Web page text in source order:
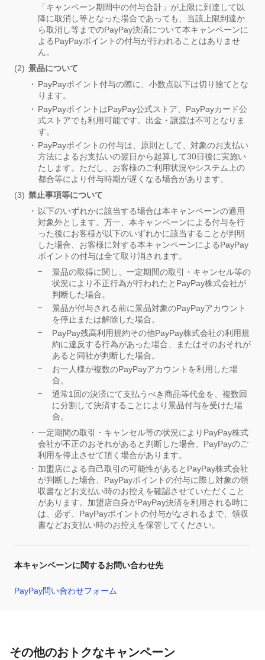
「キャンペーン期間中の付与合計」が上限に到達して以
降に取消し等となった場合であっても、当該上限到達か
ら取消し等までのPayPay決済について本キャンペーンに
よるPayPayポイントの付与が行われることはありませ
ん。
景品について
PayPayポイント付与の際に、小数点以下は切り捨てとな
ります。
PayPayポイントはPayPay公式ストア、PayPayカード公
式ストアでも利用可能です。出金・譲渡は不可となりま
す。
PayPayポイントの付与は、原則として、対象のお支払い
方法によるお支払いの翌日から起算して30日後に実施い
たします。ただし、お客様のご利用状況やシステム上の
都合等により付与時期が遅くなる場合があります。
禁止事項等について
以下のいずれかに該当する場合は本キャンペーンの適用
対象外とします。万一、本キャンペーンによる付与を行
った後にお客様が以下のいずれかに該当することが判明
した場合、お客様に対する本キャンペーンによるPayPay
ポイントの付与は全て取り消されます。
景品の取得に関し、一定期間の取引・キャンセル等の
状況により不正行為が行われたとPayPay株式会社が
判断した場合。
景品が付与される前に景品対象のPayPayアカウント
を停止または解除した場合。
PayPay残高利用規約その他PayPay株式会社の利用規
約に違反する行為があった場合、またはそのおそれが
あると同社が判断した場合。
お一人様が複数のPayPayアカウントを利用した場
合。
通常1回の決済にて支払うべき商品等代金を、複数回
に分割して決済することにより景品付与を受けた場
合。
一定期間の取引・キャンセル等の状況によりPayPay株式
会社が不正のおそれがあると判断した場合、PayPayのご
利用を停止させて頂く場合があります。
加盟店による自己取引の可能性があるとPayPay株式会社
が判断した場合、PayPayポイントの付与に際し対象の領
収書などお支払い時のお控えを確認させていただくこと
があります。加盟店自身がPayPay決済を利用される時に
は、必ず、PayPayポイントの付与がなされるまで、領収
書などお支払い時のお控えを保管してください。
本キャンペーンに関するお問い合わせ先
PayPay問い合わせフォーム
その他のおトクなキャンペーン